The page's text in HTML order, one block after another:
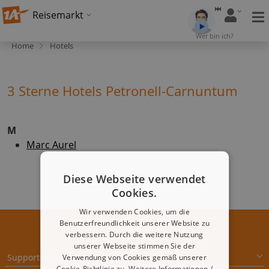
Reisemarkt
Wer bin ich?
Home Hotels
3 Sterne Hotels Petronell-Carnuntum
M
Marc Aurel
Support & Impressum
Diese Webseite verwendet
Cookies.
Wir verwenden Cookies, um die
Benutzerfreundlichkeit unserer Website zu
verbessern. Durch die weitere Nutzung
unserer Webseite stimmen Sie der
Verwendung von Cookies gemäß unserer